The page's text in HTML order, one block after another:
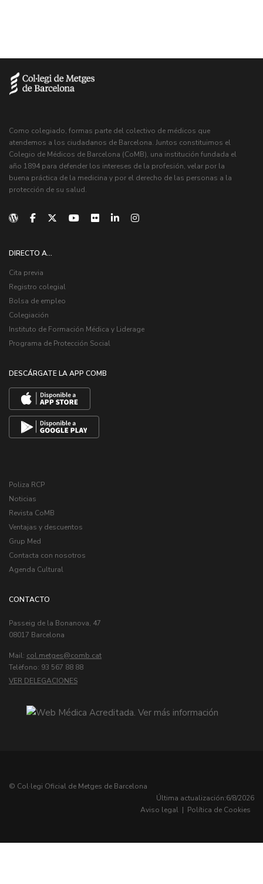
Como colegiado, formas parte del colectivo de médicos que
atendemos a los ciudadanos de Barcelona. Juntos constituimos el
Colegio de Médicos de Barcelona (CoMB), una institución fundada el
año 1894 para defender los intereses de la profesión, velar por la
buena práctica de la medicina y por el derecho de las personas a la
protección de su salud.
DIRECTO A...
Cita previa
Registro colegial
Bolsa de empleo
Colegiación
Instituto de Formación Médica y Liderage
Programa de Protección Social
DESCÁRGATE LA APP COMB
Poliza RCP
Noticias
Revista CoMB
Ventajas y descuentos
Grup Med
Contacta con nosotros
Agenda Cultural
CONTACTO
Passeig de la Bonanova, 47
08017 Barcelona
Mail: col.metges
Telèfono: 93 567 88 88
VER DELEGACIONES
© Col·legi Oficial de Metges de Barcelona
Última actualización:6/8/2026
Aviso legal | Política de Cookies